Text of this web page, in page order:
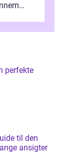
perfekte
til den
ansigter